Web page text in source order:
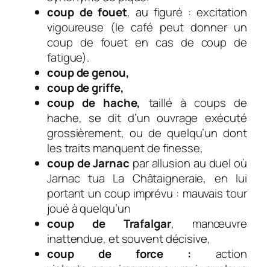
coup de fouet, au figuré : excitation
vigoureuse (le café peut donner un
coup de fouet en cas de coup de
fatigue).
coup de genou,
coup de griffe,
coup de hache, taillé à coups de
hache, se dit d’un ouvrage exécuté
grossièrement, ou de quelqu’un dont
les traits manquent de finesse,
coup de Jarnac par allusion au duel où
Jarnac tua La Châtaigneraie, en lui
portant un coup imprévu : mauvais tour
joué à quelqu’un
coup de Trafalgar, manœuvre
inattendue, et souvent décisive,
coup de force : action